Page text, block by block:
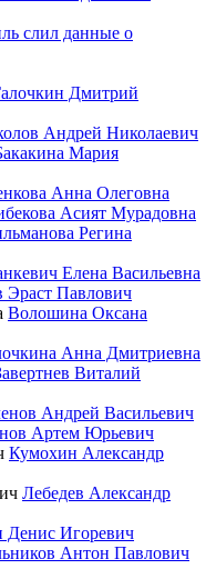
слил данные о
Дмитрий
Андрей Николаевич
Мария
Анна Олеговна
Асият Мурадовна
Регина
Елена Васильевна
Эраст Павлович
Волошина Оксана
Анна Дмитриевна
Виталий
Андрей Васильевич
Артем Юрьевич
Кумохин Александр
Лебедев Александр
Денис Игоревич
Антон Павлович